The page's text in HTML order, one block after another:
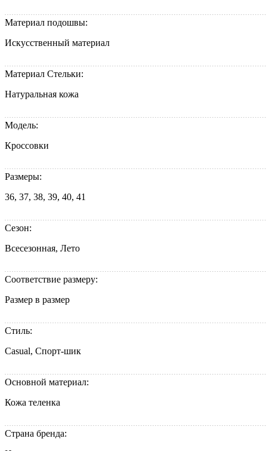
Материал подошвы:
Искусственный материал
Материал Стельки:
Натуральная кожа
Модель:
Кроссовки
Размеры:
36, 37, 38, 39, 40, 41
Сезон:
Всесезонная, Лето
Соответствие размеру:
Размер в размер
Стиль:
Casual, Спорт-шик
Основной материал:
Кожа теленка
Страна бренда: